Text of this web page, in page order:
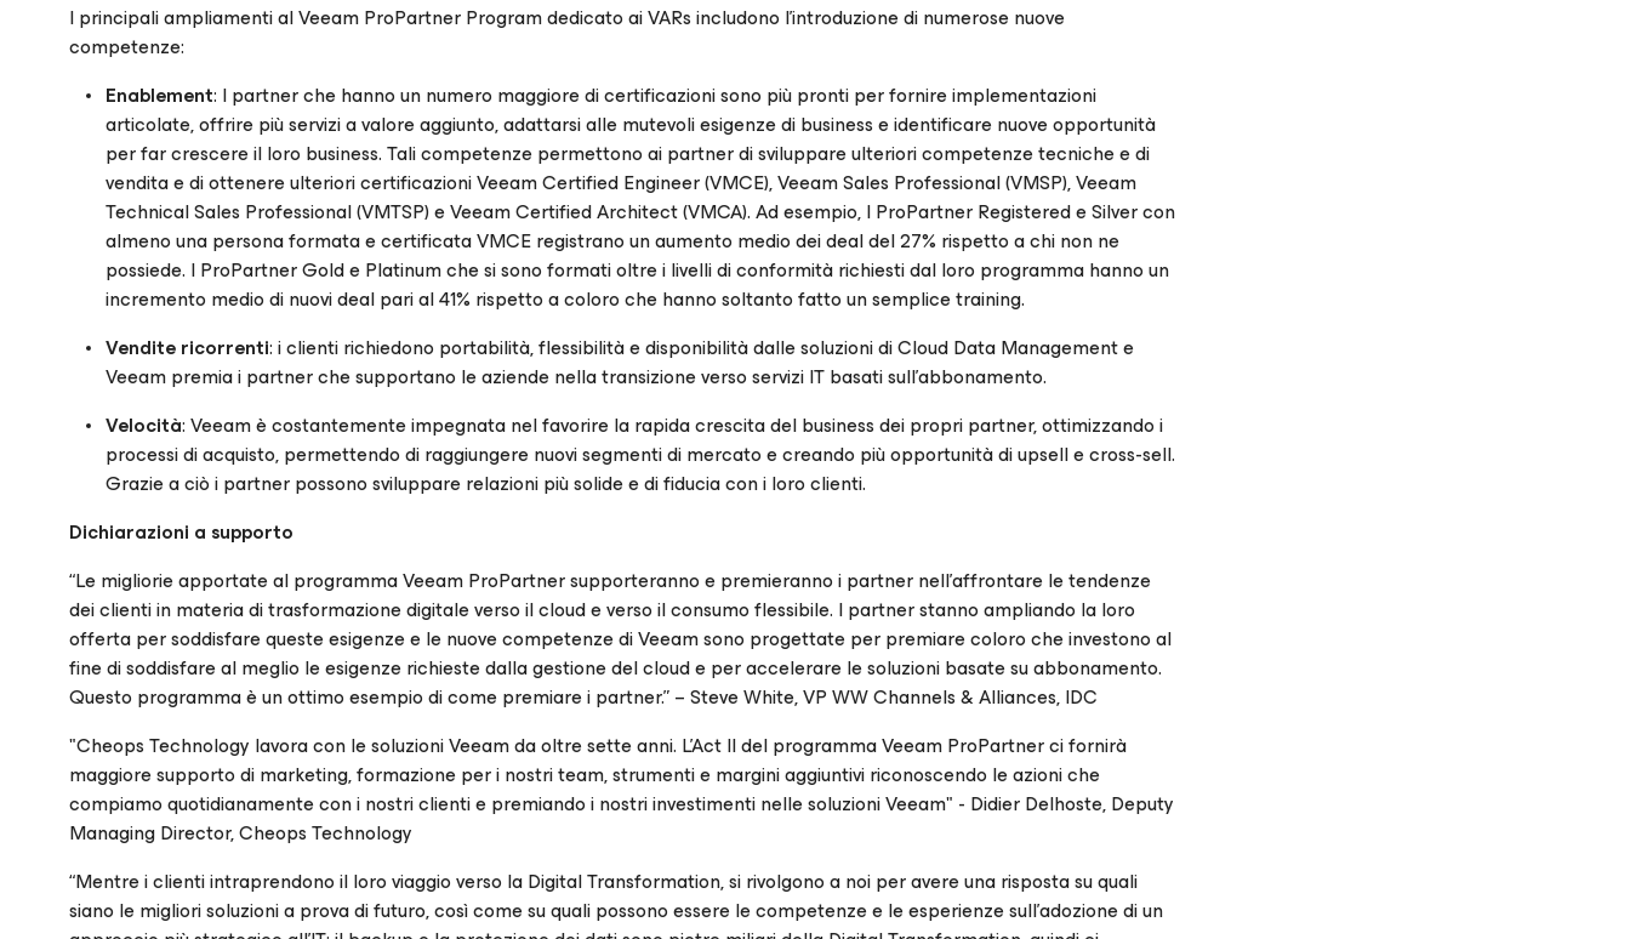
I principali ampliamenti al Veeam ProPartner Program dedicato ai VARs includono l’introduzione di numerose nuove
competenze:
Enablement: I partner che hanno un numero maggiore di certificazioni sono più pronti per fornire implementazioni
articolate, offrire più servizi a valore aggiunto, adattarsi alle mutevoli esigenze di business e identificare nuove opportunità
per far crescere il loro business. Tali competenze permettono ai partner di sviluppare ulteriori competenze tecniche e di
vendita e di ottenere ulteriori certificazioni Veeam Certified Engineer (VMCE), Veeam Sales Professional (VMSP), Veeam
Technical Sales Professional (VMTSP) e Veeam Certified Architect (VMCA). Ad esempio, I ProPartner Registered e Silver con
almeno una persona formata e certificata VMCE registrano un aumento medio dei deal del 27% rispetto a chi non ne
possiede. I ProPartner Gold e Platinum che si sono formati oltre i livelli di conformità richiesti dal loro programma hanno un
incremento medio di nuovi deal pari al 41% rispetto a coloro che hanno soltanto fatto un semplice training.
Vendite ricorrenti: i clienti richiedono portabilità, flessibilità e disponibilità dalle soluzioni di Cloud Data Management e
Veeam premia i partner che supportano le aziende nella transizione verso servizi IT basati sull’abbonamento.
Velocità: Veeam è costantemente impegnata nel favorire la rapida crescita del business dei propri partner, ottimizzando i
processi di acquisto, permettendo di raggiungere nuovi segmenti di mercato e creando più opportunità di upsell e cross-sell.
Grazie a ciò i partner possono sviluppare relazioni più solide e di fiducia con i loro clienti.
Dichiarazioni a supporto
“Le migliorie apportate al programma Veeam ProPartner supporteranno e premieranno i partner nell'affrontare le tendenze
dei clienti in materia di trasformazione digitale verso il cloud e verso il consumo flessibile. I partner stanno ampliando la loro
offerta per soddisfare queste esigenze e le nuove competenze di Veeam sono progettate per premiare coloro che investono al
fine di soddisfare al meglio le esigenze richieste dalla gestione del cloud e per accelerare le soluzioni basate su abbonamento.
Questo programma è un ottimo esempio di come premiare i partner.” – Steve White, VP WW Channels & Alliances, IDC
"Cheops Technology lavora con le soluzioni Veeam da oltre sette anni. L'Act II del programma Veeam ProPartner ci fornirà
maggiore supporto di marketing, formazione per i nostri team, strumenti e margini aggiuntivi riconoscendo le azioni che
compiamo quotidianamente con i nostri clienti e premiando i nostri investimenti nelle soluzioni Veeam" - Didier Delhoste, Deputy
Managing Director, Cheops Technology
“Mentre i clienti intraprendono il loro viaggio verso la Digital Transformation, si rivolgono a noi per avere una risposta su quali
siano le migliori soluzioni a prova di futuro, così come su quali possono essere le competenze e le esperienze sull’adozione di un